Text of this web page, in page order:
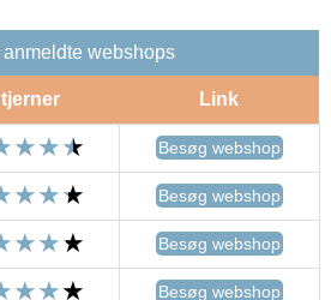
anmeldte webshops
Link
Besøg webshop
Besøg webshop
Besøg webshop
Besøg webshop